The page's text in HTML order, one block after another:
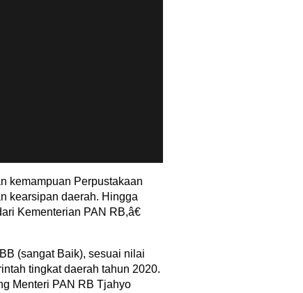
kemampuan Perpustakaan
kearsipan daerah. Hingga
Kementerian PAN RB,â€
(sangat Baik), sesuai nilai
tingkat daerah tahun 2020.
Menteri PAN RB Tjahyo